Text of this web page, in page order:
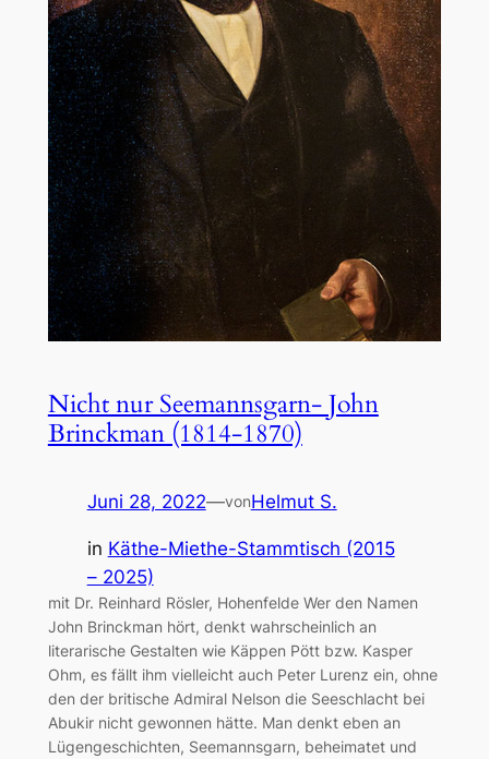
Nicht nur Seemannsgarn- John
Brinckman (1814-1870)
Juni 28, 2022—vonHelmut S.
in Käthe-Miethe-Stammtisch (2015
– 2025)
mit Dr. Reinhard Rösler, Hohenfelde Wer den Namen
John Brinckman hört, denkt wahrscheinlich an
literarische Gestalten wie Käppen Pött bzw. Kasper
Ohm, es fällt ihm vielleicht auch Peter Lurenz ein, ohne
den der britische Admiral Nelson die Seeschlacht bei
Abukir nicht gewonnen hätte. Man denkt eben an
Lügengeschichten, Seemannsgarn, beheimatet und